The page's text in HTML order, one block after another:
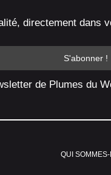
directement dans
de Plumes du
QUI